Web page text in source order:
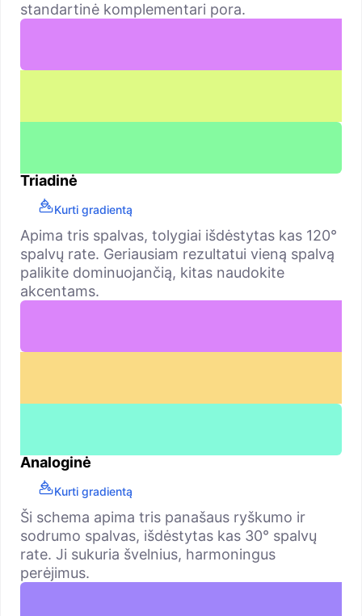
standartinė komplementari pora.
Triadinė
Kurti gradientą
Apima tris spalvas, tolygiai išdėstytas kas 120°
spalvų rate. Geriausiam rezultatui vieną spalvą
palikite dominuojančią, kitas naudokite
akcentams.
Analoginė
Kurti gradientą
Ši schema apima tris panašaus ryškumo ir
sodrumo spalvas, išdėstytas kas 30° spalvų
rate. Ji sukuria švelnius, harmoningus
perėjimus.